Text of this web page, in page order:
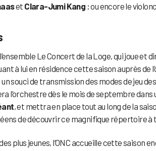
et Clara-Jumi Kang ; ou encore le
Le Concert de la Loge, qui joue et
à lui en résidence cette saison auprès de
souci de transmission des modes de jeu
l’orchestre dès le mois de septembre
, et mettra en place tout au long de la
de découvrir ce magnifique répertoire à
plus jeunes, l’ONC accueille cette saison